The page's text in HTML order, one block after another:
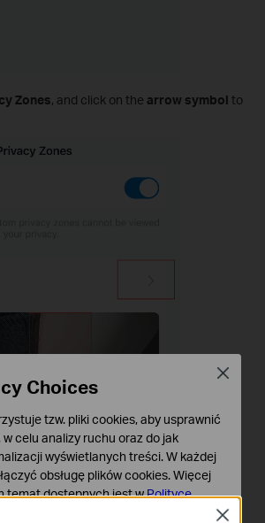
Zones, and click on the arrow symbol to
Close
Choices
tzw. pliki cookies, aby usprawnić
celu analizy ruchu oraz do jak
wyświetlanych treści. W każdej
obsługę plików cookies. Więcej
temat dostępnych jest wPolityce
Close